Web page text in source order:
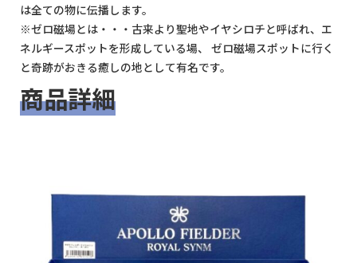
は全ての物に伝播します。
※ゼロ磁場とは・・・古来より聖地やイヤシロチと呼ばれ、エ
ネルギースポットを形成している場、 ゼロ磁場スポットに行く
と奇跡がおきる癒しの地として有名です。
商品詳細